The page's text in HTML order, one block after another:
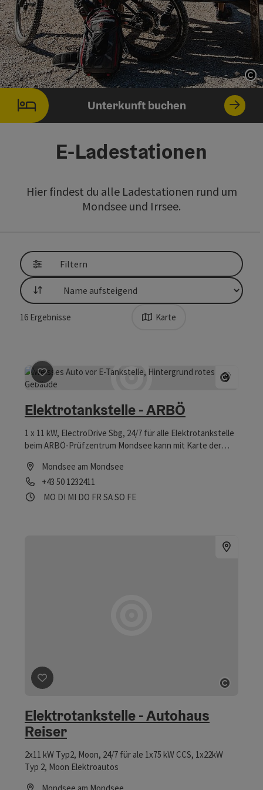
Unterkunft buchen
E-Ladestationen
Hier findest du alle Ladestationen rund um
Mondsee und Irrsee.
Filtern
Sortierung
16 Ergebnisse Karte
Beitrag merken: Elektrotankstelle - ARBÖ
Elektrotankstelle - ARBÖ
1 x 11 kW, ElectroDrive Sbg, 24/7 für alle Elektrotankstelle
beim ARBÖ-Prüfzentrum Mondsee kann mit Karte der
Mondsee am Mondsee
Telefon
+43 50 1232411
Öffnungszeiten
MO Montag geöffnet
DI Dienstag geöffnet
MI Mittwoch geöffnet
DO Donnerstag geöffnet
FR Freitag geöffnet
SA Samstag geöffnet
SO Sonntag geöffnet
FEFeiertag geöffnet
Beitrag merken : Elektrotankstelle - Autohaus Reiser
Elektrotankstelle - Autohaus
Reiser
2x11 kW Typ2, Moon, 24/7 für ale 1x75 kW CCS, 1x22kW
Typ 2, Moon Elektroautos